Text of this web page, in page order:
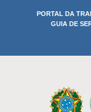
PORTAL DA
GUIA DE